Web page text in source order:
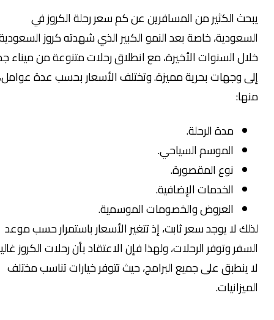
يبحث الكثير من المسافرين عن كم سعر رحلة الكروز في
السعودية، خاصة بعد النمو الكبير الذي شهدته كروز السعودية
خلال السنوات الأخيرة، مع انطلاق رحلات متنوعة من ميناء جدة
إلى وجهات بحرية مميزة. وتختلف الأسعار بحسب عدة عوامل،
منها:
مدة الرحلة.
الموسم السياحي.
نوع المقصورة.
الخدمات الإضافية.
العروض والخصومات الموسمية.
لذلك لا يوجد سعر ثابت، إذ تتغير الأسعار باستمرار حسب موعد
السفر وتوفر الرحلات، ولهذا فإن الاعتقاد بأن رحلات الكروز غالية
لا ينطبق على جميع البرامج، حيث تتوفر خيارات تناسب مختلف
الميزانيات.